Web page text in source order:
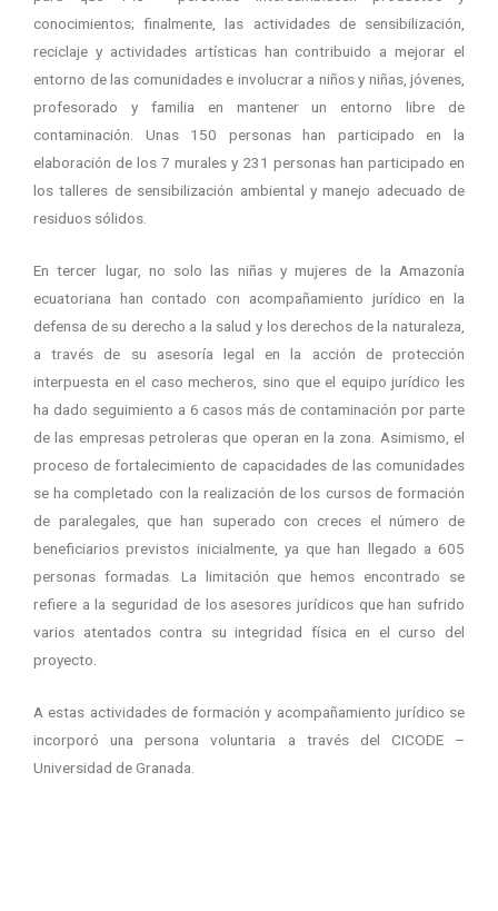
conocimientos; finalmente, las actividades de sensibilización,
reciclaje y actividades artísticas han contribuido a mejorar el
entorno de las comunidades e involucrar a niños y niñas, jóvenes,
profesorado y familia en mantener un entorno libre de
contaminación. Unas 150 personas han participado en la
elaboración de los 7 murales y 231 personas han participado en
los talleres de sensibilización ambiental y manejo adecuado de
residuos sólidos.
En tercer lugar, no solo las niñas y mujeres de la Amazonía
ecuatoriana han contado con acompañamiento jurídico en la
defensa de su derecho a la salud y los derechos de la naturaleza,
a través de su asesoría legal en la acción de protección
interpuesta en el caso mecheros, sino que el equipo jurídico les
ha dado seguimiento a 6 casos más de contaminación por parte
de las empresas petroleras que operan en la zona. Asimismo, el
proceso de fortalecimiento de capacidades de las comunidades
se ha completado con la realización de los cursos de formación
de paralegales, que han superado con creces el número de
beneficiarios previstos inicialmente, ya que han llegado a 605
personas formadas. La limitación que hemos encontrado se
refiere a la seguridad de los asesores jurídicos que han sufrido
varios atentados contra su integridad física en el curso del
proyecto.
A estas actividades de formación y acompañamiento jurídico se
incorporó una persona voluntaria a través del CICODE –
Universidad de Granada.